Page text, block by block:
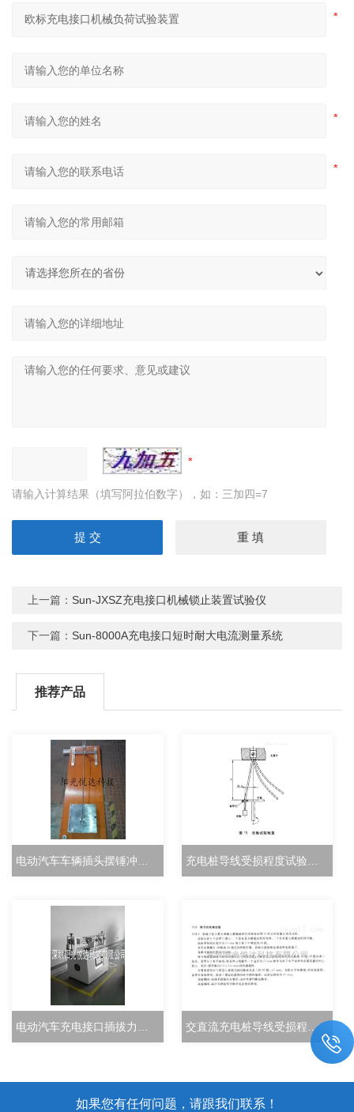
请输入计算结果（填写阿拉伯数字），如：三加四=7
上一篇： Sun-JXSZ充电接口机械锁止装置试验仪
下一篇： Sun-8000A充电接口短时耐大电流测量系统
推荐产品
交直流充电桩导线受损程度试验装置
如果您有任何问题，请跟我们联系！